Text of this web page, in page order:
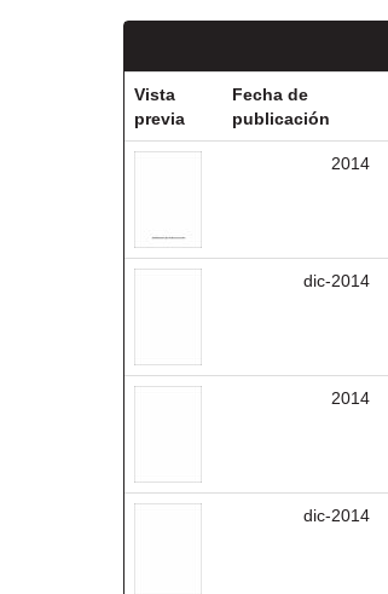
Vista
previa
Fecha de
publicación
2014
dic-2014
2014
dic-2014